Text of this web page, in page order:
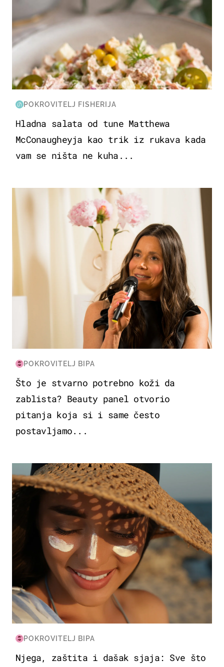
POKROVITELJ FISHERIJA
Hladna salata od tune Matthewa
McConaugheyja kao trik iz rukava kada
vam se ništa ne kuha...
MODA & LJEPOTA
POKROVITELJ BIPA
Što je stvarno potrebno koži da
zablista? Beauty panel otvorio
pitanja koja si i same često
postavljamo...
MODA & LJEPOTA
POKROVITELJ BIPA
Njega, zaštita i dašak sjaja: Sve što